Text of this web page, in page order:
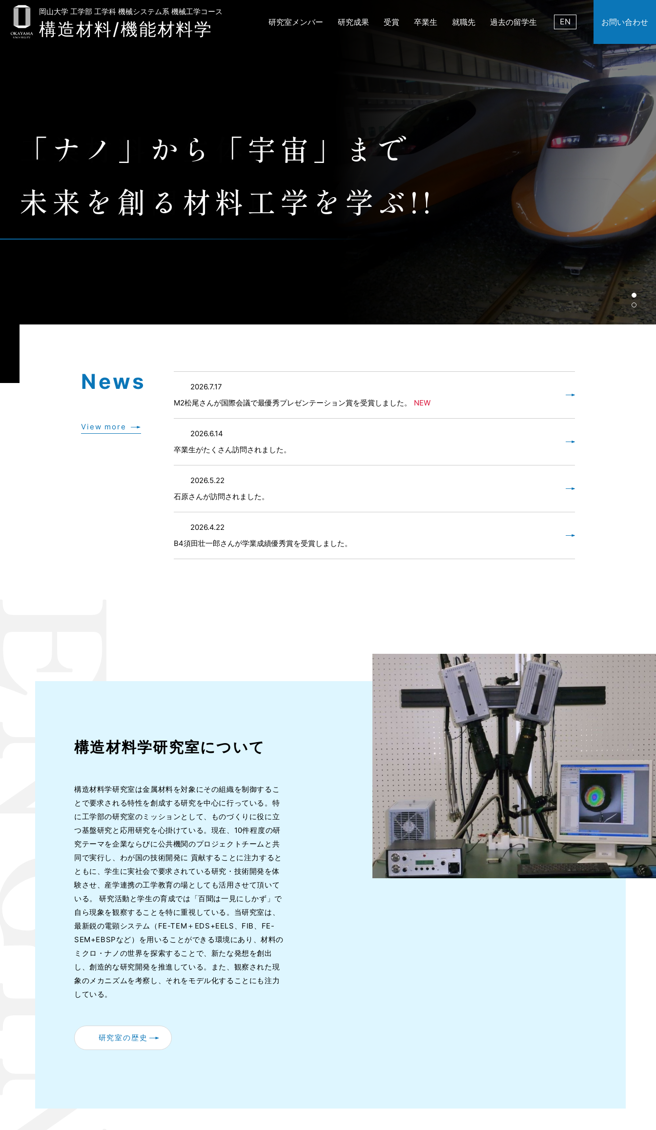
岡山大学 工学部 工学科 機械システム系 機械工学コース
構造材料/機能材料学 研究室メンバー 研究成果 受賞 卒業生 就職先 過去の留学生 EN お問い合わせ
「ナノ」から「宇宙」まで
未来を創る材料工学を学ぶ!!
News
2026.7.17
M2松尾さんが国際会議で最優秀プレゼンテーション賞を受賞しました。
2026.6.14
卒業生がたくさん訪問されました。
2026.5.22
石原さんが訪問されました。
2026.4.22
B4須田壮一郎さんが学業成績優秀賞を受賞しました。
View more
構造材料学研究室について
構造材料学研究室は金属材料を対象にその組織を制御するこ
とで要求される特性を創成する研究を中心に行っている。特
に工学部の研究室のミッションとして、ものづくりに役に立
つ基盤研究と応用研究を心掛けている。現在、10件程度の研
究テーマを企業ならびに公共機関のプロジェクトチームと共
同で実行し、わが国の技術開発に 貢献することに注力すると
ともに、学生に実社会で要求されている研究・技術開発を体
験させ、産学連携の工学教育の場としても活用させて頂いて
いる。 研究活動と学生の育成では「百聞は一見にしかず」で
自ら現象を観察することを特に重視している。当研究室は、
最新鋭の電顕システム（FE-TEM＋EDS+EELS、FIB、FE-
SEM+EBSPなど）を用いることができる環境にあり、材料の
ミクロ・ナノの世界を探索することで、新たな発想を創出
し、創造的な研究開発を推進している。また、観察された現
象のメカニズムを考察し、それをモデル化することにも注力
している。
研究室の歴史